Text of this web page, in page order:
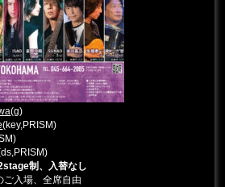
(g)
(key,PRISM)
制、入替なし
ご入場、全席自由